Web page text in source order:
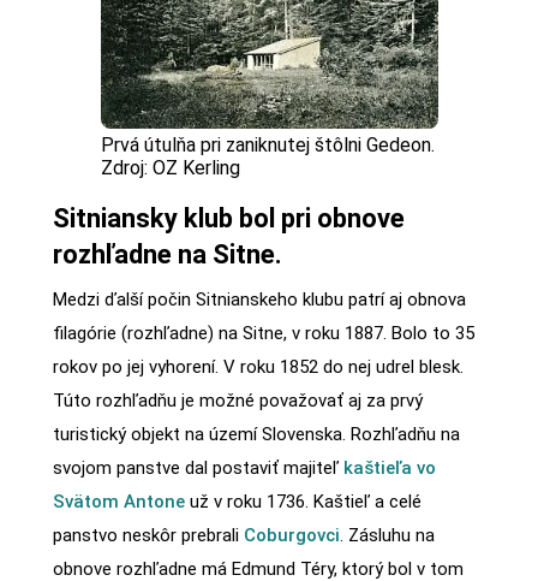
Prvá útulňa pri zaniknutej štôlni Gedeon.
Zdroj: OZ Kerling
Sitniansky klub bol pri obnove
rozhľadne na Sitne.
Medzi ďalší počin Sitnianskeho klubu patrí aj obnova
filagórie (rozhľadne) na Sitne, v roku 1887. Bolo to 35
rokov po jej vyhorení. V roku 1852 do nej udrel blesk.
Túto rozhľadňu je možné považovať aj za prvý
turistický objekt na území Slovenska. Rozhľadňu na
svojom panstve dal postaviť majiteľ kaštieľa vo
Svätom Antoneuž v roku 1736. Kaštieľ a celé
panstvo neskôr prebrali Coburgovci. Zásluhu na
obnove rozhľadne má Edmund Téry, ktorý bol v tom